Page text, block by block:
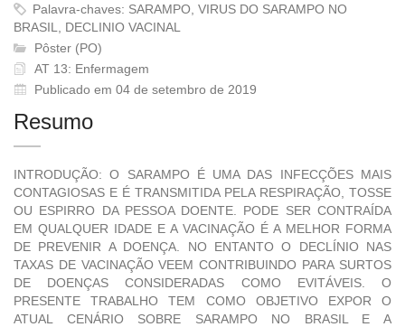
Palavra-chaves: SARAMPO, VIRUS DO SARAMPO NO
BRASIL, DECLINIO VACINAL
Pôster (PO)
AT 13: Enfermagem
Publicado em 04 de setembro de 2019
Resumo
INTRODUÇÃO: O SARAMPO É UMA DAS INFECÇÕES MAIS
CONTAGIOSAS E É TRANSMITIDA PELA RESPIRAÇÃO, TOSSE
OU ESPIRRO DA PESSOA DOENTE. PODE SER CONTRAÍDA
EM QUALQUER IDADE E A VACINAÇÃO É A MELHOR FORMA
DE PREVENIR A DOENÇA. NO ENTANTO O DECLÍNIO NAS
TAXAS DE VACINAÇÃO VEEM CONTRIBUINDO PARA SURTOS
DE DOENÇAS CONSIDERADAS COMO EVITÁVEIS. O
PRESENTE TRABALHO TEM COMO OBJETIVO EXPOR O
ATUAL CENÁRIO SOBRE SARAMPO NO BRASIL E A